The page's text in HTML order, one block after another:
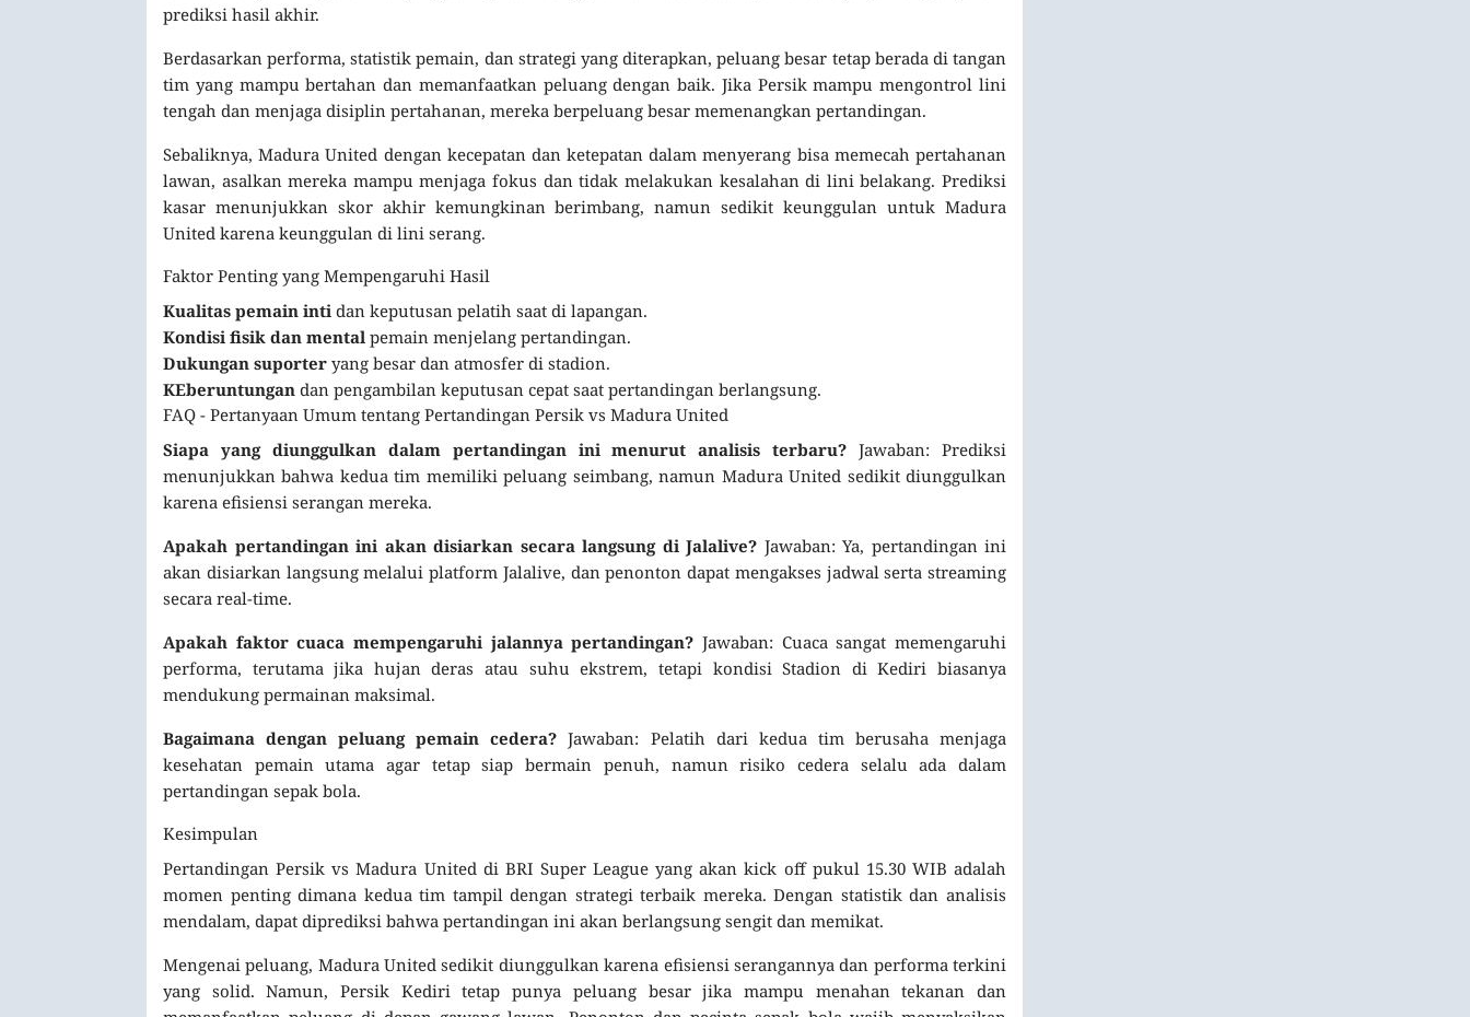
prediksi hasil akhir.
Berdasarkan performa, statistik pemain, dan strategi yang diterapkan, peluang besar tetap berada di tangan
tim yang mampu bertahan dan memanfaatkan peluang dengan baik. Jika Persik mampu mengontrol lini
tengah dan menjaga disiplin pertahanan, mereka berpeluang besar memenangkan pertandingan.
Sebaliknya, Madura United dengan kecepatan dan ketepatan dalam menyerang bisa memecah pertahanan
lawan, asalkan mereka mampu menjaga fokus dan tidak melakukan kesalahan di lini belakang. Prediksi
kasar menunjukkan skor akhir kemungkinan berimbang, namun sedikit keunggulan untuk Madura
United karena keunggulan di lini serang.
Faktor Penting yang Mempengaruhi Hasil
Kualitas pemain inti dan keputusan pelatih saat di lapangan.
Kondisi fisik dan mental pemain menjelang pertandingan.
Dukungan suporter yang besar dan atmosfer di stadion.
KEberuntungan dan pengambilan keputusan cepat saat pertandingan berlangsung.
FAQ - Pertanyaan Umum tentang Pertandingan Persik vs Madura United
Siapa yang diunggulkan dalam pertandingan ini menurut analisis terbaru? Jawaban: Prediksi
menunjukkan bahwa kedua tim memiliki peluang seimbang, namun Madura United sedikit diunggulkan
karena efisiensi serangan mereka.
Apakah pertandingan ini akan disiarkan secara langsung di Jalalive? Jawaban: Ya, pertandingan ini
akan disiarkan langsung melalui platform Jalalive, dan penonton dapat mengakses jadwal serta streaming
secara real-time.
Apakah faktor cuaca mempengaruhi jalannya pertandingan? Jawaban: Cuaca sangat memengaruhi
performa, terutama jika hujan deras atau suhu ekstrem, tetapi kondisi Stadion di Kediri biasanya
mendukung permainan maksimal.
Bagaimana dengan peluang pemain cedera? Jawaban: Pelatih dari kedua tim berusaha menjaga
kesehatan pemain utama agar tetap siap bermain penuh, namun risiko cedera selalu ada dalam
pertandingan sepak bola.
Kesimpulan
Pertandingan Persik vs Madura United di BRI Super League yang akan kick off pukul 15.30 WIB adalah
momen penting dimana kedua tim tampil dengan strategi terbaik mereka. Dengan statistik dan analisis
mendalam, dapat diprediksi bahwa pertandingan ini akan berlangsung sengit dan memikat.
Mengenai peluang, Madura United sedikit diunggulkan karena efisiensi serangannya dan performa terkini
yang solid. Namun, Persik Kediri tetap punya peluang besar jika mampu menahan tekanan dan